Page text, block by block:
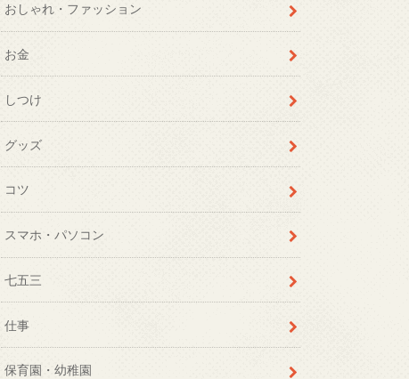
おしゃれ・ファッション
お金
しつけ
グッズ
コツ
スマホ・パソコン
七五三
仕事
保育園・幼稚園